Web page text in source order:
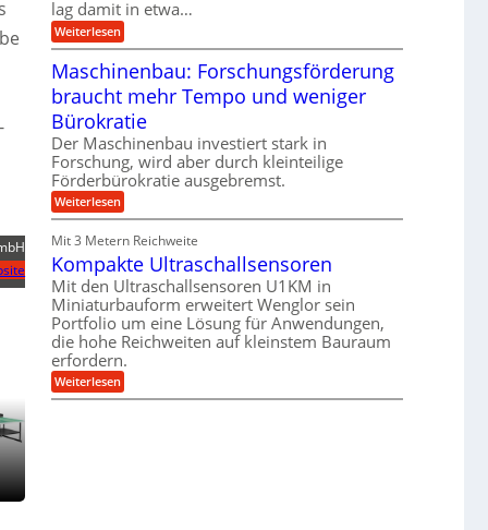
g
e
n
B
S
C
L
e
i
t
e
r
e
n
w
i
c
k
e
l
t
e
i
e
H
b
r
i
d
-
K
u
g
e
l
a
g
e
r
lag damit in etwa…
Weiterlesen:
T
u
m
p
f
e
r
z
i
e
l
U
m
s
a
t
z
k
n
a
p
p
Maschinenbau: Forschungsförderung
braucht mehr Tempo und weniger
Bürokratie
Der Maschinenbau investiert stark in
Forschung, wird aber durch kleinteilige
Förderbürokratie ausgebremst.
Weiterlesen:
M
s
c
h
i
n
e
n
b
a
u
:
Mit 3 Metern Reichweite
Kompakte Ultraschallsensoren
Mit den Ultraschallsensoren U1KM in
Miniaturbauform erweitert Wenglor sein
Portfolio um eine Lösung für Anwendungen,
die hohe Reichweiten auf kleinstem Bauraum
erfordern.
Weiterlesen:
K